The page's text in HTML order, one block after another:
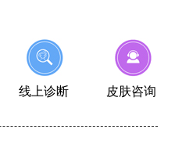
线上诊断 皮肤咨询